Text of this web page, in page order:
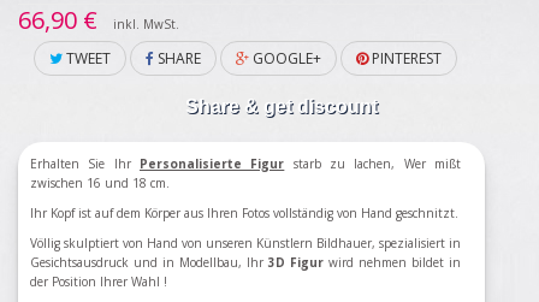
66,90 €
inkl. MwSt.
TWEET SHARE GOOGLE+ PINTEREST
Share & get discount
Erhalten Sie Ihr Personalisierte Figur starb zu lachen, Wer mißt
zwischen 16 und 18 cm.
Ihr Kopf ist auf dem Körper aus Ihren Fotos vollständig von Hand geschnitzt.
Völlig skulptiert von Hand von unseren Künstlern Bildhauer, spezialisiert in
Gesichtsausdruck und in Modellbau, Ihr 3D Figur wird nehmen bildet in
der Position Ihrer Wahl !